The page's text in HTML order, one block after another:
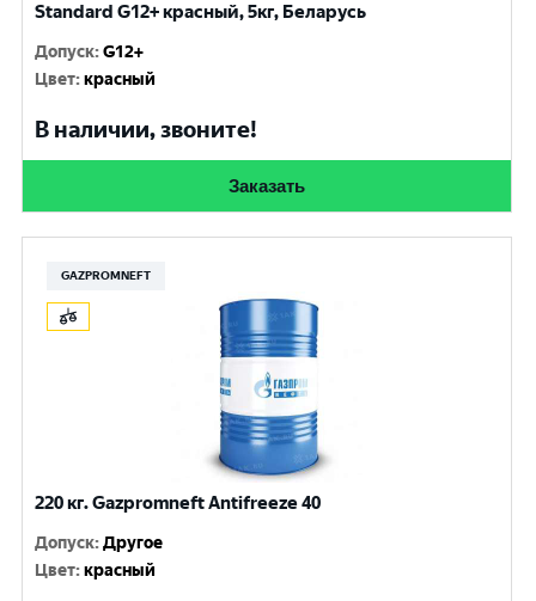
Standard G12+ красный, 5кг, Беларусь
Допуск:G12+
Цвет:красный
В наличии, звоните!
Заказать
GAZPROMNEFT
220 кг. Gazpromneft Antifreeze 40
Допуск:Другое
Цвет:красный